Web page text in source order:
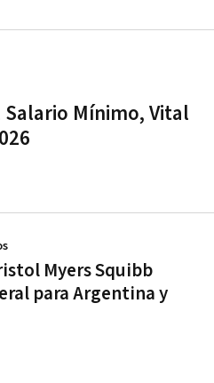
Mínimo, Vital
Myers Squibb
para Argentina y